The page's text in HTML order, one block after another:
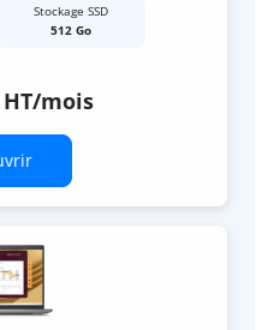
Stockage SSD
512 Go
HT/mois